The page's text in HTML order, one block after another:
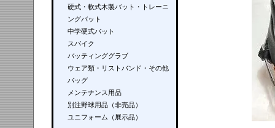
硬式・軟式木製バット・トレーニ
ングバット
中学硬式バット
スパイク
バッティンググラブ
ウェア類・リストバンド・その他
バッグ
メンテナンス用品
別注野球用品（非売品）
ユニフォーム（展示品）